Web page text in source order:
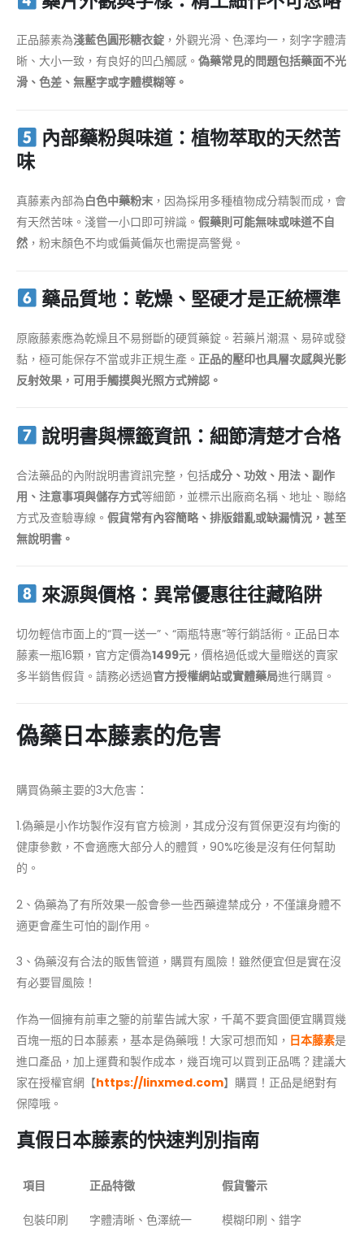
正品藤素為淺藍色圓形糖衣錠 ，外觀光滑、色澤均一，刻字字體清
晰、大小一致，有良好的凹凸觸感。 偽藥常見的問題包括藥面不光
滑、色差、無壓字或字體模糊等。
內部藥粉與味道：植物萃取的天然苦
味
真藤素內部為白色中藥粉末 ，因為採用多種植物成分精製而成，會
有天然苦味。淺嘗一小口即可辨識。 假藥則可能無味或味道不自
然 ，粉末顏色不均或偏黃偏灰也需提高警覺。
藥品質地：乾燥、堅硬才是正統標準
原廠藤素應為乾燥且不易掰斷的硬質藥錠。若藥片潮濕、易碎或發
黏，極可能保存不當或非正規生產。 正品的壓印也具層次感與光影
反射效果，可用手觸摸與光照方式辨認。
說明書與標籤資訊：細節清楚才合格
合法藥品的內附說明書資訊完整，包括成分、功效、用法、副作
用、注意事項與儲存方式等細節，並標示出廠商名稱、地址、聯絡
方式及查驗專線。 假貨常有內容簡略、排版錯亂或缺漏情況，甚至
無說明書。
來源與價格：異常優惠往往藏陷阱
切勿輕信市面上的“買一送一”、“兩瓶特惠”等行銷話術。正品日本
藤素一瓶16顆，官方定價為1499元 ，價格過低或大量贈送的賣家
多半銷售假貨。請務必透過官方授權網站或實體藥局進行購買。
偽藥日本藤素的危害
購買偽藥主要的3大危害：
1.偽藥是小作坊製作沒有官方檢測，其成分沒有質保更沒有均衡的
健康參數，不會適應大部分人的體質，90%吃後是沒有任何幫助
的。
2、偽藥為了有所效果一般會參一些西藥違禁成分，不僅讓身體不
適更會產生可怕的副作用。
3、偽藥沒有合法的販售管道，購買有風險！雖然便宜但是實在沒
有必要冒風險！
作為一個擁有前車之鑒的前輩告誡大家，千萬不要貪圖便宜購買幾
百塊一瓶的日本藤素，基本是偽藥哦！大家可想而知， 日本藤素是
進口產品，加上運費和製作成本，幾百塊可以買到正品嗎？建議大
家在授權官網【https://linxmed.com】購買！正品是絕對有
保障哦。
真假日本藤素的快速判別指南
項目 正品特徵 假貨警示
包裝印刷 字體清晰、色澤統一 模糊印刷、錯字